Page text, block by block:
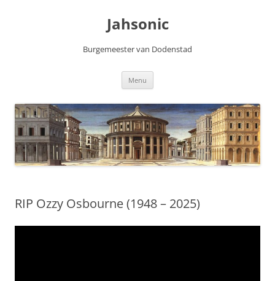
Jahsonic
Burgemeester van Dodenstad
Menu
RIP Ozzy Osbourne (1948 – 2025)